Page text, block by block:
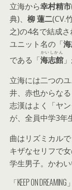
立海から幸村精市
典)、 柳 蓮二(CV.
之)の4名で結成さ
ユニット名の「
である「海志館
かいしかん
立海には二つの
井、赤也からな
志漢はよく「ヤ
が、全員中学3年
曲はリズミカルで
キザなセリフで
学生男子。かわい
「KEEP ON DREAMING」